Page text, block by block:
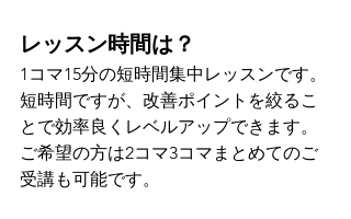
レッスン時間は？
1コマ15分の短時間集中レッスンです。
短時間ですが、改善ポイントを絞るこ
とで効率良くレベルアップできます。
ご希望の方は2コマ3コマまとめてのご
受講も可能です。